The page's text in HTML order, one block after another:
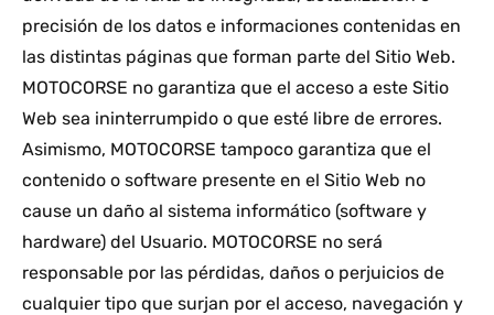
precisión de los datos e informaciones contenidas en
las distintas páginas que forman parte del Sitio Web.
MOTOCORSE no garantiza que el acceso a este Sitio
Web sea ininterrumpido o que esté libre de errores.
Asimismo, MOTOCORSE tampoco garantiza que el
contenido o software presente en el Sitio Web no
cause un daño al sistema informático (software y
hardware) del Usuario. MOTOCORSE no será
responsable por las pérdidas, daños o perjuicios de
cualquier tipo que surjan por el acceso, navegación y